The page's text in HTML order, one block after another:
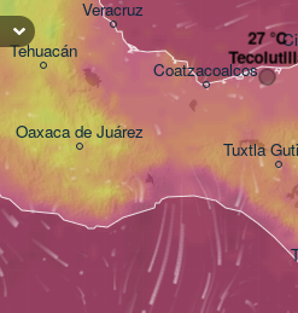
Tuxtla
Coatzacoalcos
Oaxaca de Juárez
Tehuacán
Veracruz